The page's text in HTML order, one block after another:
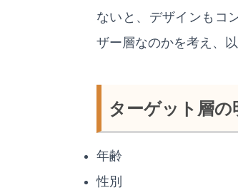
ないと、デザインもコ
ザー層なのかを考え、
ターゲット層の
年齢
性別